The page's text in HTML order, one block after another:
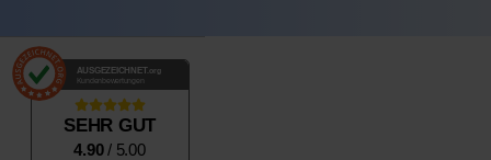
AUSGEZEICHNET .org
Kundenbewertungen
SEHR GUT
4.90/ 5.00